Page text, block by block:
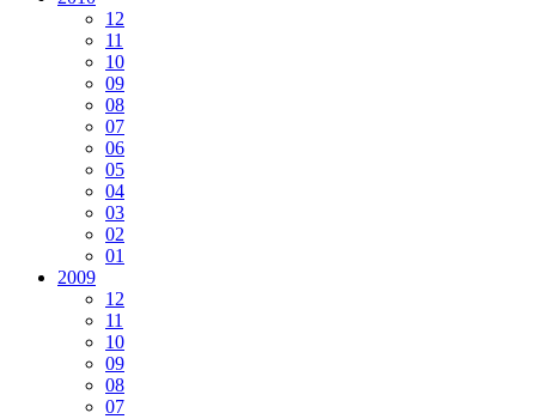
12
11
10
09
08
07
06
05
04
03
02
01
2009
12
11
10
09
08
07